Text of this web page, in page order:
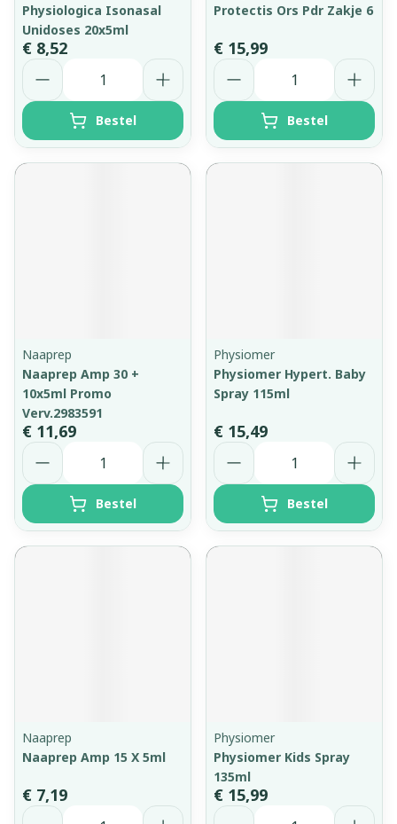
Physiologica Isonasal
Unidoses 20x5ml
€ 8,52
Aantal
Bestel
Protectis Ors Pdr Zakje 6
€ 15,99
Aantal
Bestel
Naaprep
Naaprep Amp 30 +
10x5ml Promo
Verv.2983591
€ 11,69
Aantal
Bestel
Physiomer
Physiomer Hypert. Baby
Spray 115ml
€ 15,49
Aantal
Bestel
Naaprep
Naaprep Amp 15 X 5ml
€ 7,19
Aantal
Physiomer
Physiomer Kids Spray
135ml
€ 15,99
Aantal